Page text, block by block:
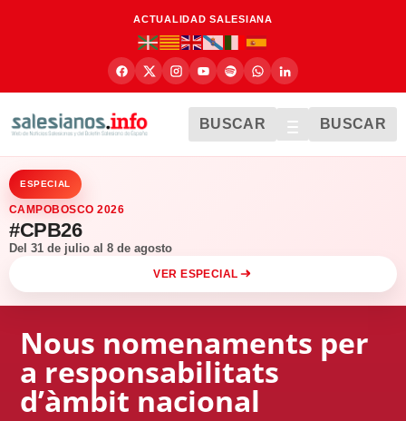
ACTUALIDAD SALESIANA
BUSCAR BUSCAR
ESPECIAL
CAMPOBOSCO 2026
#CPB26
Del 31 de julio al 8 de agosto
VER ESPECIAL
Nous nomenaments per
a responsabilitats
d’àmbit nacional